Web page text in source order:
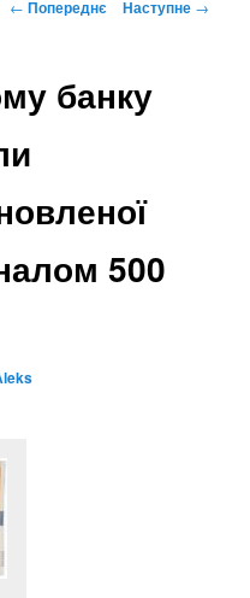
← Попереднє Наступне →
банку
500